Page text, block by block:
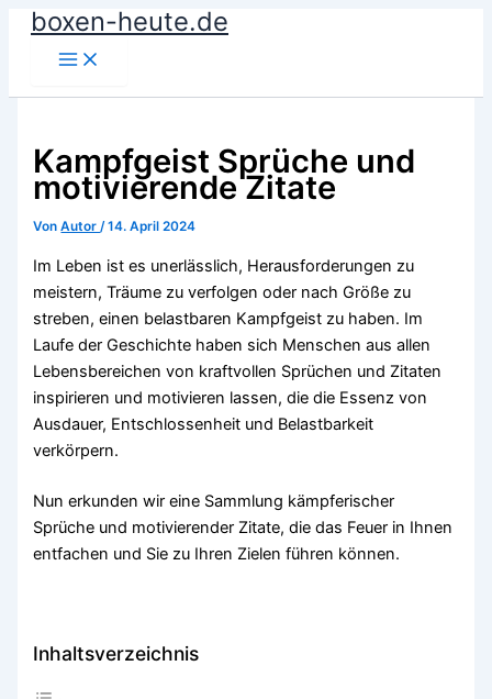
Zumboxen-heute.de
Kampfgeist Sprüche und
motivierende Zitate
VonAutor/14. April 2024
Im Leben ist es unerlässlich, Herausforderungen zu
meistern, Träume zu verfolgen oder nach Größe zu
streben, einen belastbaren Kampfgeist zu haben. Im
Laufe der Geschichte haben sich Menschen aus allen
Lebensbereichen von kraftvollen Sprüchen und Zitaten
inspirieren und motivieren lassen, die die Essenz von
Ausdauer, Entschlossenheit und Belastbarkeit
verkörpern.
Nun erkunden wir eine Sammlung kämpferischer
Sprüche und motivierender Zitate, die das Feuer in Ihnen
entfachen und Sie zu Ihren Zielen führen können.
Inhaltsverzeichnis